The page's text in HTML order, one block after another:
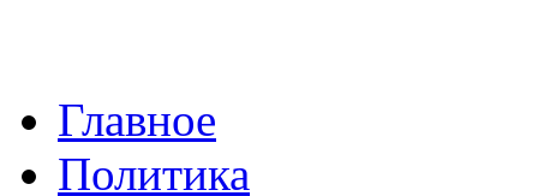
Главное
Политика